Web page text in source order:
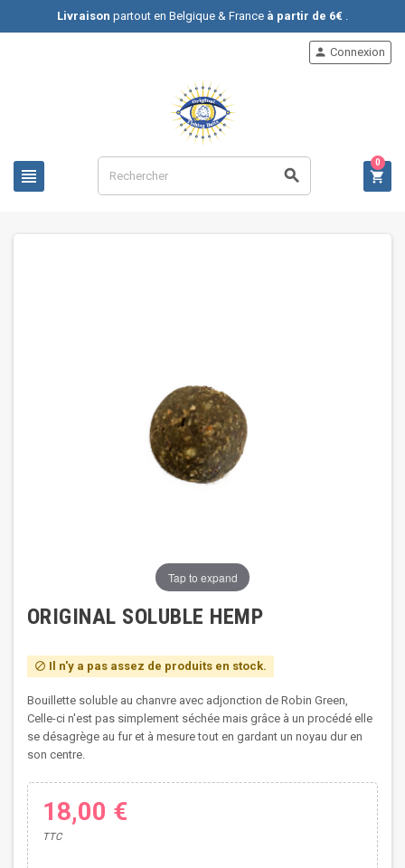
Livraison partout en Belgique & France à partir de 6€ .
 
 Connexion

0
Tap to expand
ORIGINAL SOLUBLE HEMP
 Il n'y a pas assez de produits en stock.
Bouillette soluble au chanvre avec adjonction de Robin Green,
Celle-ci n'est pas simplement séchée mais grâce à un procédé elle
se désagrège au fur et à mesure tout en gardant un noyau dur en
son centre.
18,00 €
TTC